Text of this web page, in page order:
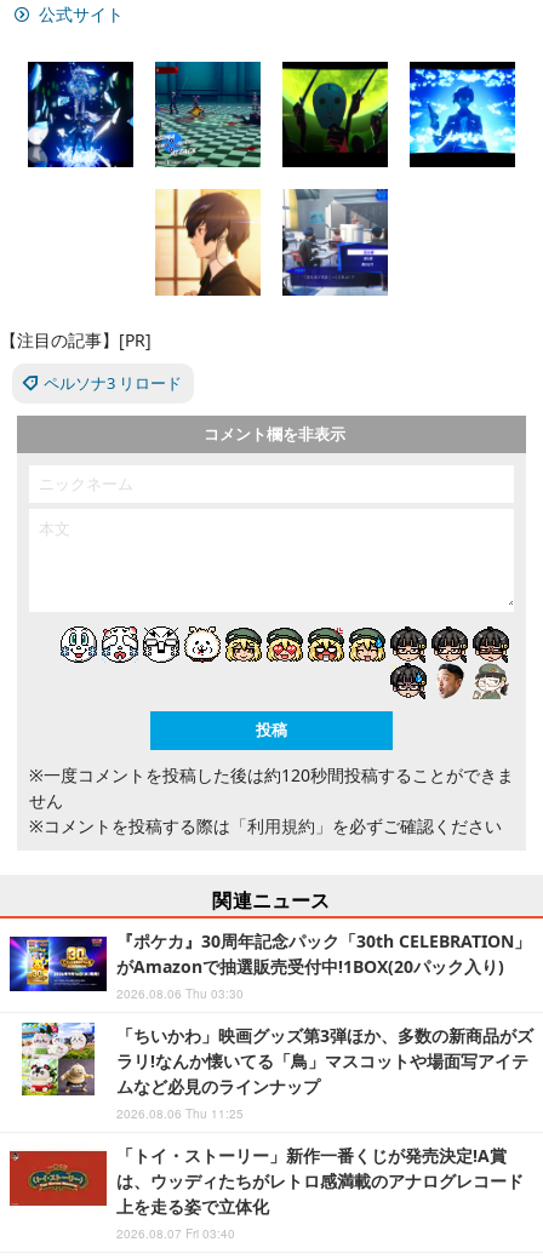
公式サイト
【注目の記事】[PR]
ペルソナ3 リロード
コメント欄を非表示
※一度コメントを投稿した後は約120秒間投稿することができま
せん
※コメントを投稿する際は 「利用規約」 を必ずご確認ください
関連ニュース
『ポケカ』30周年記念パック「30th CELEBRATION」
がAmazonで抽選販売受付中!1BOX(20パック入り)
2026.08.06 Thu 03:30
「ちいかわ」映画グッズ第3弾ほか、多数の新商品がズ
ラリ!なんか懐いてる「鳥」マスコットや場面写アイテ
ムなど必見のラインナップ
2026.08.06 Thu 11:25
「トイ・ストーリー」新作一番くじが発売決定!A賞
は、ウッディたちがレトロ感満載のアナログレコード
上を走る姿で立体化
2026.08.07 Fri 03:40